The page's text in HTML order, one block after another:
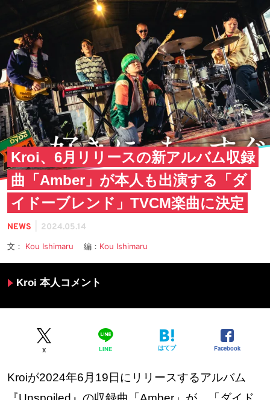
Kroi、6月リリースの新アルバム収録
曲「Amber」が本人も出演する「ダ
イドーブレンド」TVCM楽曲に決定
NEWS 2024.05.14
文： Kou Ishimaru 編： Kou Ishimaru
Kroi 本人コメント
X LINE はてブ Facebook
Kroiが2024年6月19日にリリースするアルバム